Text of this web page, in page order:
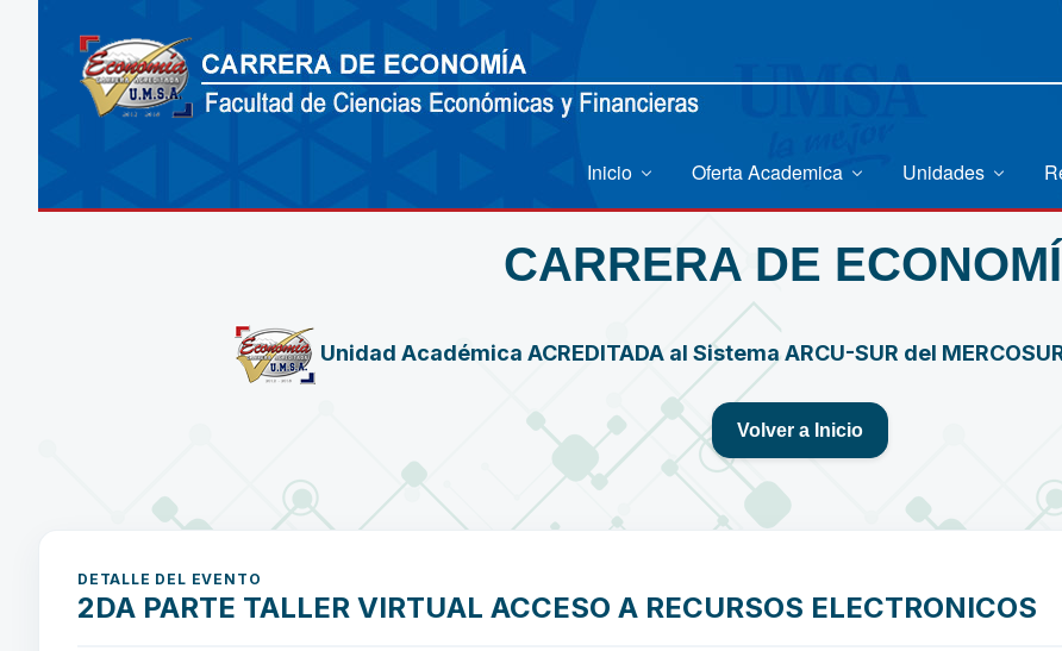
Inicio Oferta Academica Unidades
CARRERA DE
Unidad Académica ACREDITADA al Sistema ARCU-SUR del
Volver a Inicio
DETALLE DEL EVENTO
2DA PARTE TALLER VIRTUAL ACCESO A RECURSOS ELECTRONICOS